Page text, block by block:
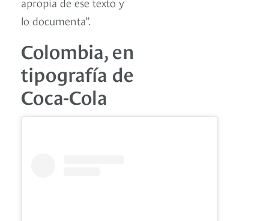
lo documenta”.
Colombia, en
tipografía de
Coca-Cola